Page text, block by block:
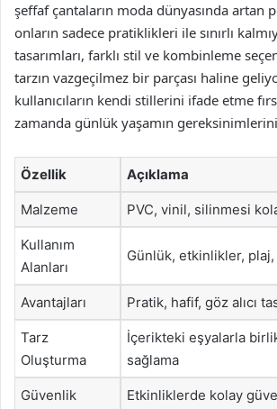
şeffaf çantaların moda dünyasında artan
onların sadece pratiklikleri ile sınırlı
tasarımları, farklı stil ve kombinleme
tarzın vazgeçilmez bir parçası haline
kullanıcıların kendi stillerini ifade etme
zamanda günlük yaşamın gereksinimlerini
Özellik Açıklama
Malzeme PVC, vinil, silinmesi
Kullanım
Alanları
Günlük, etkinlikler,
Avantajları Pratik, hafif, göz alıcı
Tarz
Oluşturma
İçerikteki eşyalarla
sağlama
Güvenlik Etkinliklerde kolay